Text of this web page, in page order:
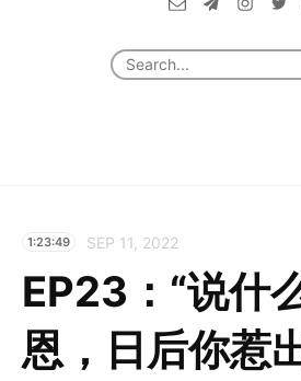
1:23:49 SEP 11, 2022
EP23：“说什
恩，日后你惹